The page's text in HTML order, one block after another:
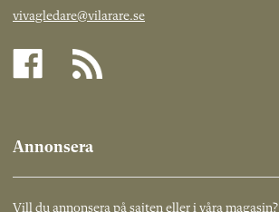
vivagledare@vilarare.se
Annonsera
Vill du annonsera på sajten eller i våra magasin?